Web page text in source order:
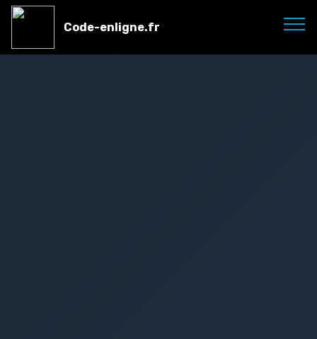
Code-enligne.fr